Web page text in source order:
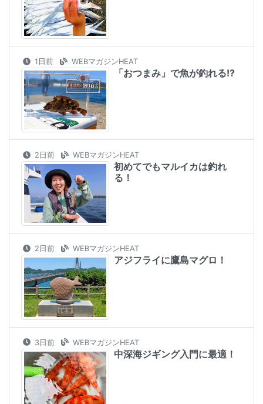
1日前 WEBマガジンHEAT
「おつまみ」で魚が釣れる!?
2日前 WEBマガジンHEAT
初めてでもマルイカは釣れ
る！
2日前 WEBマガジンHEAT
アジフライに鷹島マグロ！
3日前 WEBマガジンHEAT
中深海ジギング入門に最適！